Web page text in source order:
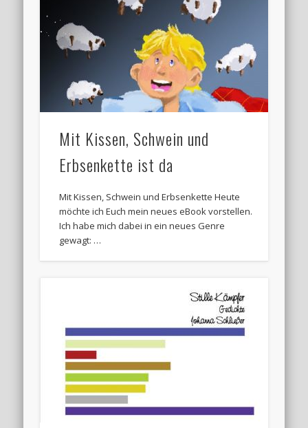
Mit Kissen, Schwein und
Erbsenkette ist da
Mit Kissen, Schwein und Erbsenkette Heute
möchte ich Euch mein neues eBook vorstellen.
Ich habe mich dabei in ein neues Genre
gewagt: …